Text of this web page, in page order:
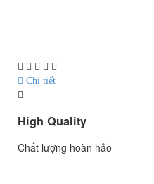
Chi tiết
High Quality
Chất lượng hoàn hảo